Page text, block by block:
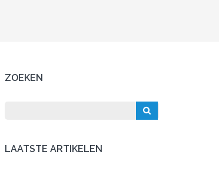
ZOEKEN
LAATSTE ARTIKELEN